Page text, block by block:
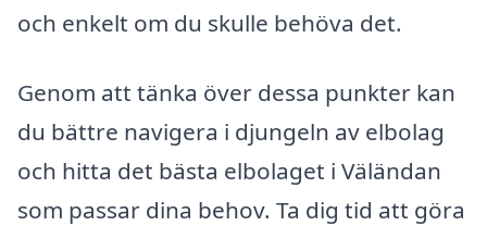
och enkelt om du skulle behöva det.
Genom att tänka över dessa punkter kan
du bättre navigera i djungeln av elbolag
och hitta det bästa elbolaget i Väländan
som passar dina behov. Ta dig tid att göra